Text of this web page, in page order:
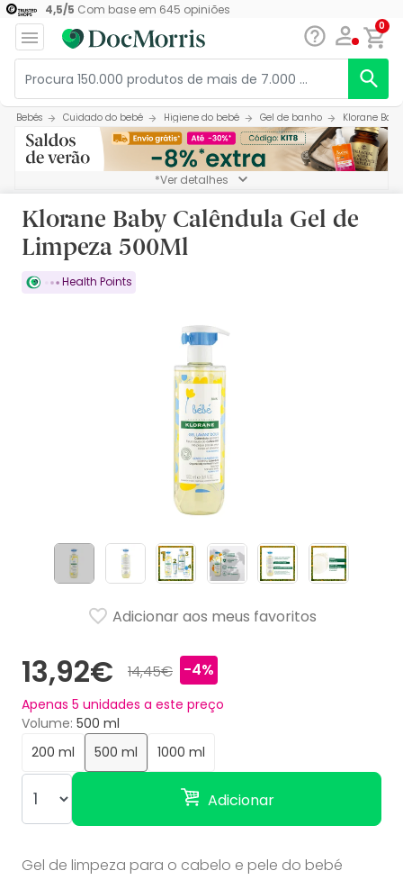
4,5/5 Com base em 645 opiniões
0
Bebés Cuidado do bebé Higiene do bebé Gel de banho Klorane
*Ver detalhes
Klorane Baby Calêndula Gel de
Limpeza 500Ml
Health Points
13,92€ 14,45€ -4%
Apenas 5 unidades a este preço
Volume
500 ml
200 ml
500 ml 1000 ml
Adicionar
Adicionar aos meus favoritos
Gel de limpeza para o cabelo e pele do bebé